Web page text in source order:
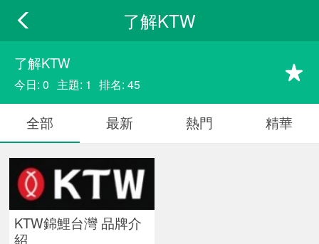
了解KTW
了解KTW
今日: 0 主題: 1 排名: 45
全部 最新 熱門 精華
KTW錦鯉台灣 品牌介
紹